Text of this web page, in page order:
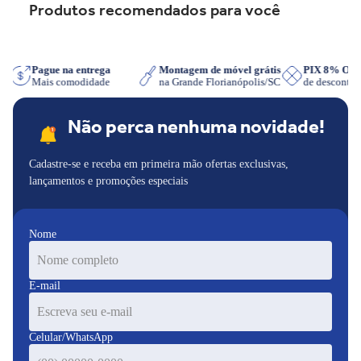
Produtos recomendados para você
Pague na entrega
Mais comodidade
Montagem de móvel grátis
na Grande Florianópolis/SC
PIX 8%
de desconto
Não perca nenhuma novidade!
Cadastre-se e receba em primeira mão ofertas exclusivas,
lançamentos e promoções especiais
Nome
E-mail
Celular/WhatsApp